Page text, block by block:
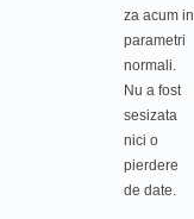
za acum in
parametri
normali.
Nu a fost
sesizata
nici o
pierdere
de date.